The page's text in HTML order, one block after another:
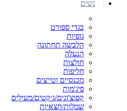
נשים
בגדי ספורט
גופיות
הלבשה תחתונה
הנעלה
חולצות
חליפות
מכנסיים וטייצים
פיג'מות
קפוצ'ונים/ג׳קטים/מעילים
שמלות/חצאיות